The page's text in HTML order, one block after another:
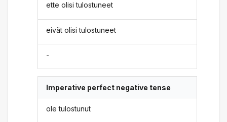
ette olisi tulostuneet
eivät olisi tulostuneet
-
Imperative perfect negative tense
ole tulostunut